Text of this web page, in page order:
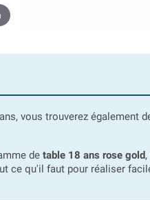
vous trouverez également
de table 18 ans rose gold
ce qu'il faut pour réaliser